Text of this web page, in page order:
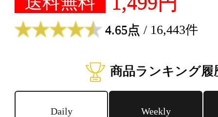
4.65点 / 16,443件
商品ランキング履
Daily Weekly